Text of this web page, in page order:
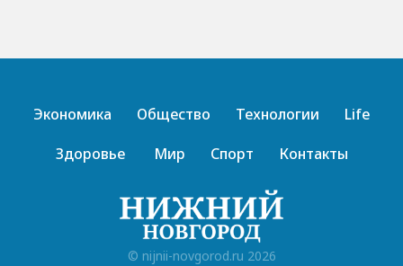
Экономика Общество Технологии
Life
Здоровье
Мир Спорт Контакты
© nijnii-novgorod.ru 2026